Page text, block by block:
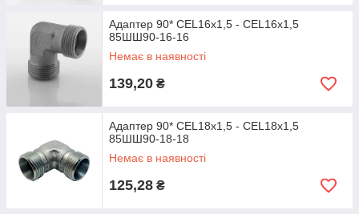
Адаптер 90* CEL16х1,5 - CEL16х1,5
85ШШ90-16-16
Немає в наявності
139,20 ₴
Адаптер 90* CEL18х1,5 - CEL18х1,5
85ШШ90-18-18
Немає в наявності
125,28 ₴